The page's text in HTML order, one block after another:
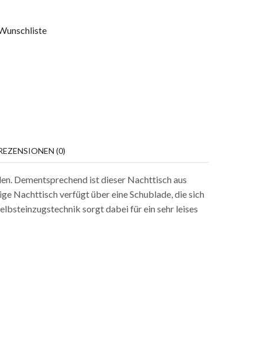
(0)
Dementsprechend ist dieser Nachttisch aus
Nachttisch verfügt über eine Schublade, die sich
sorgt dabei für ein sehr leises